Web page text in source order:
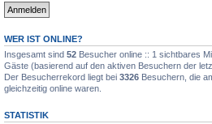
WER IST ONLINE?
Insgesamt sind 52 Besucher online :: 1 sichtbares
Gäste (basierend auf den aktiven Besuchern der
Der Besucherrekord liegt bei 3326 Besuchern, die
gleichzeitig online waren.
STATISTIK